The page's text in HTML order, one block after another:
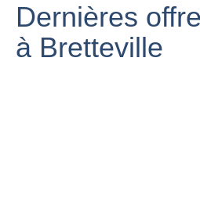
Dernières
à Bretteville